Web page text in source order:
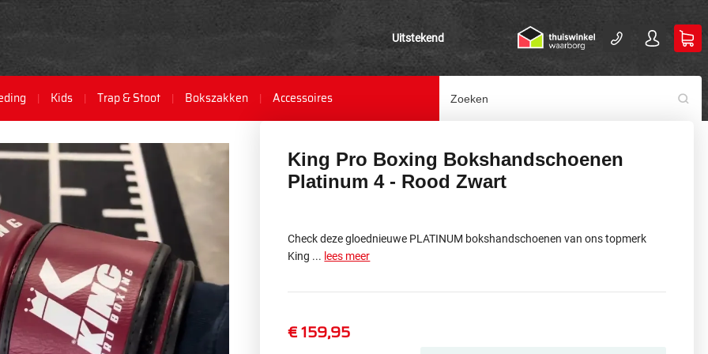
Uitstekend
Kids Trap & Stoot Bokszakken Accessoires
King Pro Boxing Bokshandschoenen
Platinum 4 - Rood Zwart
Check deze gloednieuwe PLATINUM bokshandschoenen van ons topmerk
King ... lees meer
€ 159,95